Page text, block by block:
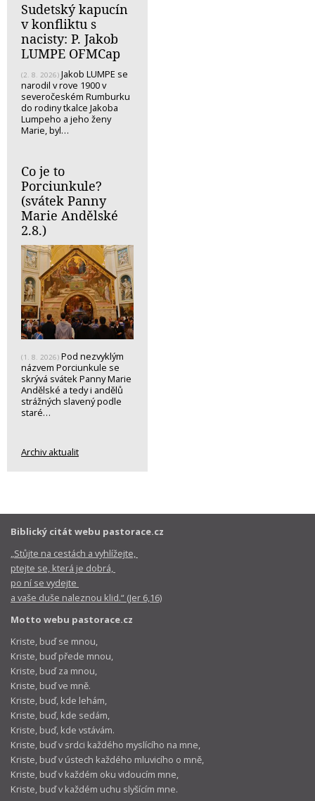
Sudetský kapucín
v konfliktu s
nacisty: P. Jakob
LUMPE OFMCap
(2. 8. 2026) Jakob LUMPE se
narodil v rove 1900 v
severočeském Rumburku
do rodiny tkalce Jakoba
Lumpeho a jeho ženy
Marie, byl…
Co je to
Porciunkule?
(svátek Panny
Marie Andělské
2.8.)
(1. 8. 2026) Pod nezvyklým
názvem Porciunkule se
skrývá svátek Panny Marie
Andělské a tedy i andělů
strážných slavený podle
staré…
Archiv aktualit
Biblický citát webu pastorace.cz
„Stůjte na cestách a vyhlížejte,
ptejte se, která je dobrá,
po ní se vydejte
a vaše duše naleznou klid.“ (Jer 6,16)
Motto webu pastorace.cz
Kriste, buď se mnou,
Kriste, buď přede mnou,
Kriste, buď za mnou,
Kriste, buď ve mně.
Kriste, buď, kde lehám,
Kriste, buď, kde sedám,
Kriste, buď, kde vstávám.
Kriste, buď v srdci každého myslícího na mne,
Kriste, buď v ústech každého mluvicího o mně,
Kriste, buď v každém oku vidoucím mne,
Kriste, buď v každém uchu slyšícím mne.